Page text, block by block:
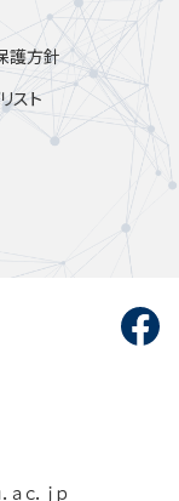
護方針
スト
ｃ．ｊｐ